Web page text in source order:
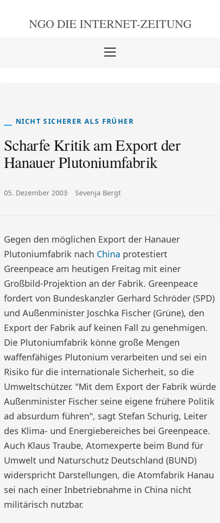
NGO DIE INTERNET-ZEITUNG
Menü
NICHT SICHERER ALS FRÜHER
Scharfe Kritik am Export der
Hanauer Plutoniumfabrik
Veröffentlicht am:
05. Dezember 2003 Autor:
Sevenja Bergt
Gegen den möglichen Export der Hanauer
Plutoniumfabrik nach China protestiert
Greenpeace am heutigen Freitag mit einer
Großbild-Projektion an der Fabrik. Greenpeace
fordert von Bundeskanzler Gerhard Schröder (SPD)
und Außenminister Joschka Fischer (Grüne), den
Export der Fabrik auf keinen Fall zu genehmigen.
Die Plutoniumfabrik könne große Mengen
waffenfähiges Plutonium verarbeiten und sei ein
Risiko für die internationale Sicherheit, so die
Umweltschützer. "Mit dem Export der Fabrik würde
Außenminister Fischer seine eigene frühere Politik
ad absurdum führen", sagt Stefan Schurig, Leiter
des Klima- und Energiebereiches bei Greenpeace.
Auch Klaus Traube, Atomexperte beim Bund für
Umwelt und Naturschutz Deutschland (BUND)
widerspricht Darstellungen, die Atomfabrik Hanau
sei nach einer Inbetriebnahme in China nicht
militärisch nutzbar.